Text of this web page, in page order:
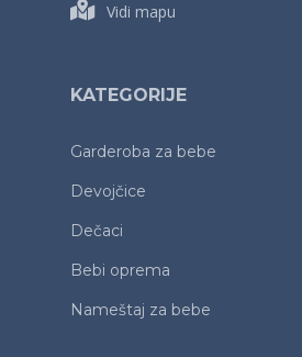
Vidi mapu
KATEGORIJE
Garderoba za bebe
Devojčice
Dečaci
Bebi oprema
Nameštaj za bebe